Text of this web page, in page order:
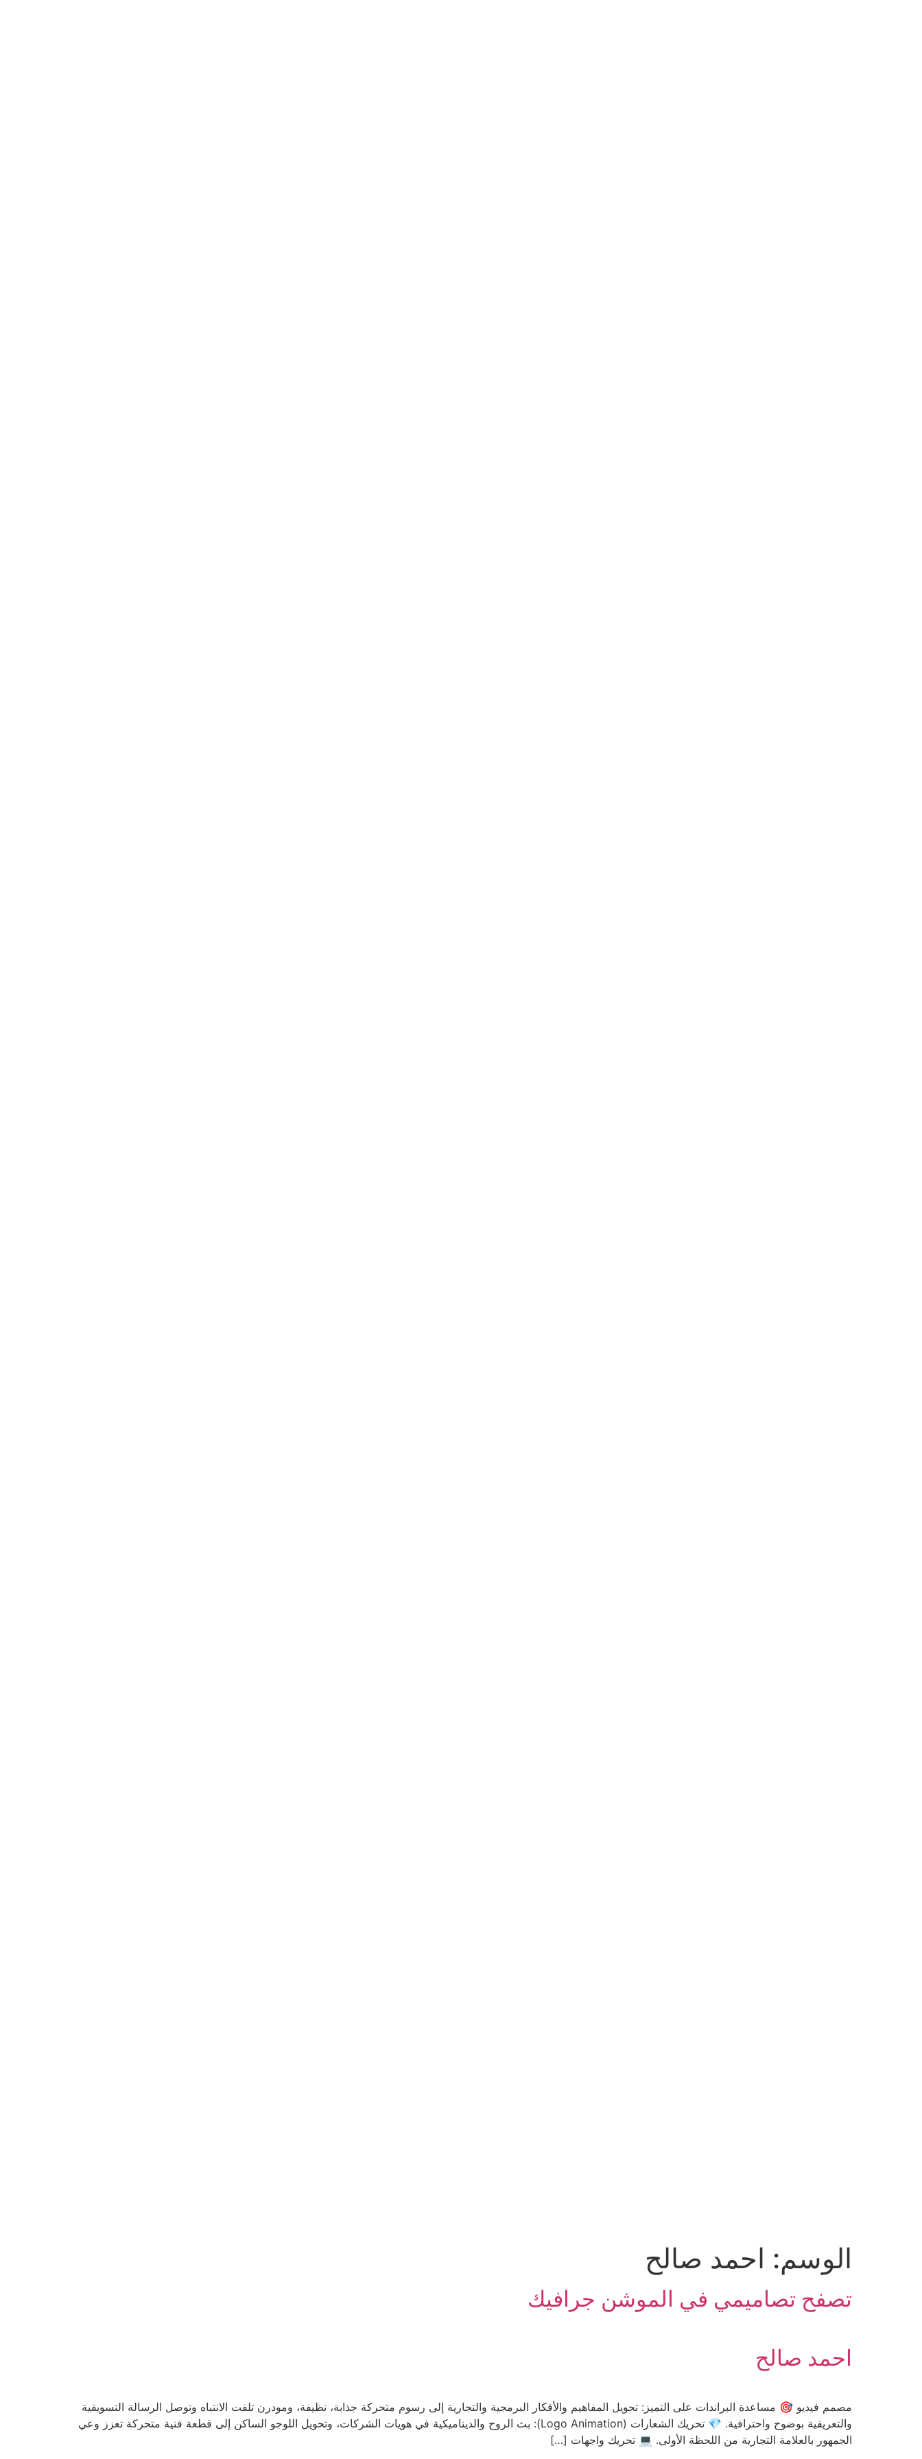
الوسم: احمد صالح
تصفح تصاميمي في الموشن جرافيك
احمد صالح
مصمم فيديو 🎯 مساعدة البراندات على التميز: تحويل المفاهيم والأفكار البرمجية والتجارية إلى رسوم متحركة جذابة، نظيفة، ومودرن تلفت الانتباه وتوصل الرسالة التسويقية
والتعريفية بوضوح واحترافية. 💎 تحريك الشعارات (Logo Animation): بث الروح والديناميكية في هويات الشركات، وتحويل اللوجو الساكن إلى قطعة فنية متحركة تعزز وعي
الجمهور بالعلامة التجارية من اللحظة الأولى. 💻 تحريك واجهات […]